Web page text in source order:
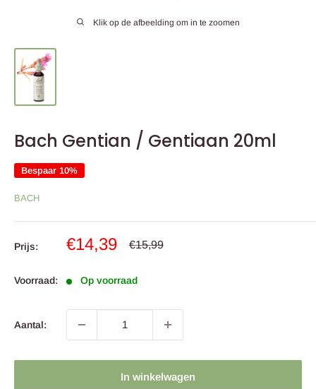
Klik op de afbeelding om in te zoomen
Bach Gentian / Gentiaan 20ml
Bespaar 10%
BACH
Prijs:
Sale
€14,39
Normale
€15,99
Voorraad: Op voorraad
Aantal:
In winkelwagen